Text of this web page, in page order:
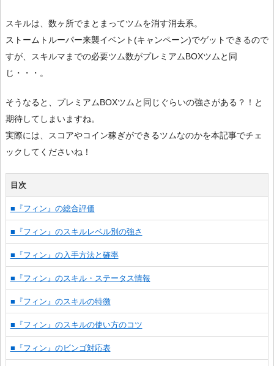
スキルは、数ヶ所でまとまってツムを消す消去系。
ストームトルーパー来襲イベント(キャンペーン)でゲットできるので
すが、スキルマまでの必要ツム数がプレミアムBOXツムと同
じ・・・。
そうなると、プレミアムBOXツムと同じぐらいの強さがある？！と
期待してしまいますね。
実際には、スコアやコイン稼ぎができるツムなのかを本記事でチェ
ックしてくださいね！
目次
■『フィン』の総合評価
■『フィン』のスキルレベル別の強さ
■『フィン』の入手方法と確率
■『フィン』のスキル・ステータス情報
■『フィン』のスキルの特徴
■『フィン』のスキルの使い方のコツ
■『フィン』のビンゴ対応表